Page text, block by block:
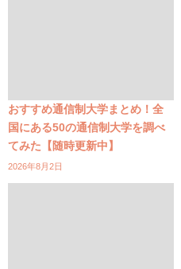
おすすめ通信制大学まとめ！全
国にある50の通信制大学を調べ
てみた【随時更新中】
2026年8月2日